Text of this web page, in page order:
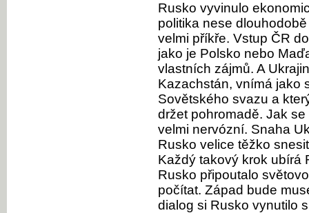
Rusko vyvinulo
politika nese
velmi příkře. Vstup ČR
jako je Polsko nebo
vlastních zájmů. A
Kazachstán, vnímá jako
Sovětského svazu a
držet pohromadě. Jak
velmi nervózní. Snaha
Rusko velice těžko
Každý takový krok ubírá
Rusko připoutalo
počítat. Západ bude
dialog si Rusko vynutilo